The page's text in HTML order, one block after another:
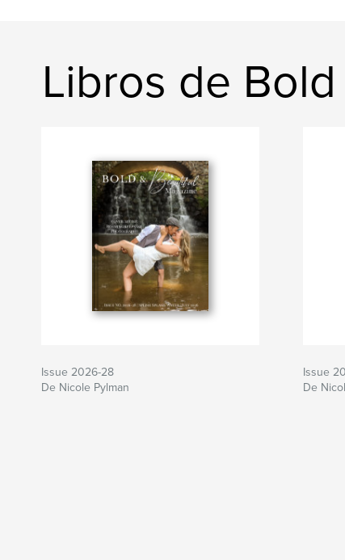
Libros de
Issue 2026-28
De Nicole Pylman
Issue
De